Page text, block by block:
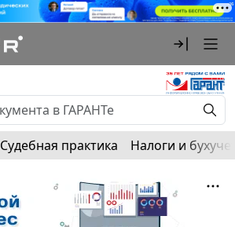
Судебная практика Налоги и